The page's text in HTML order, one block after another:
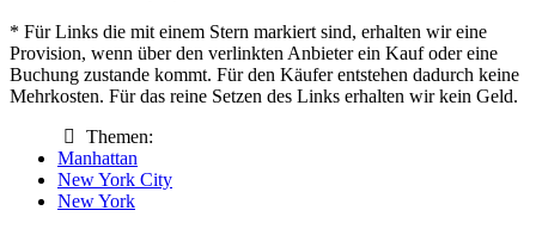
* Für Links die mit einem Stern markiert sind, erhalten wir eine
Provision, wenn über den verlinkten Anbieter ein Kauf oder eine
Buchung zustande kommt. Für den Käufer entstehen dadurch keine
Mehrkosten. Für das reine Setzen des Links erhalten wir kein Geld.
Themen:
Manhattan
New York City
New York